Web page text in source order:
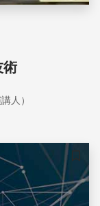
術
人）
儲存